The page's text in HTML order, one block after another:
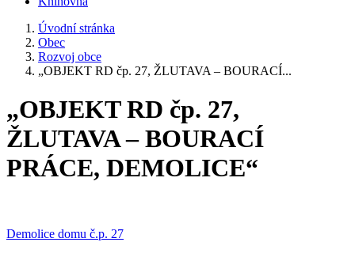
Úvodní stránka
Obec
Rozvoj obce
„OBJEKT RD čp. 27, ŽLUTAVA – BOURACÍ...
„OBJEKT RD čp. 27,
ŽLUTAVA – BOURACÍ
PRÁCE, DEMOLICE“
Demolice domu č.p. 27